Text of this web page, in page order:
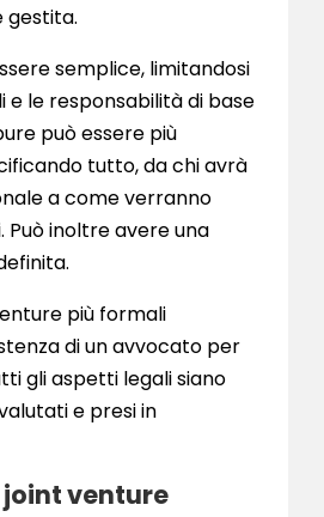
gestita.
semplice, limitandosi
e le responsabilità di base
può essere più
tutto, da chi avrà
a come verranno
Può inoltre avere una
più formali
di un avvocato per
gli aspetti legali siano
e presi in
venture